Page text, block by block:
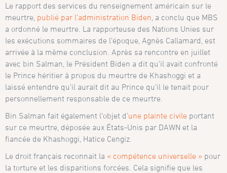
Le rapport des services du renseignement américain sur le
meurtre, publié par l’administration Biden , a conclu que MBS
a ordonné le meurtre. La rapporteuse des Nations Unies sur
les exécutions sommaires de l’époque, Agnès Callamard, est
arrivée à la même conclusion. Après sa rencontre en juillet
avec bin Salman, le Président Biden a dit qu’il avait confronté
le Prince héritier à propos du meurtre de Khashoggi et a
laissé entendre qu’il aurait dit au Prince qu’il le tenait pour
personnellement responsable de ce meurtre.
Bin Salman fait également l’objet d’une plainte civile portant
sur ce meurtre, déposée aux États-Unis par DAWN et la
fiancée de Khashoggi, Hatice Cengiz.
Le droit français reconnait la « compétence universelle » pour
la torture et les disparitions forcées. Cela signifie que les